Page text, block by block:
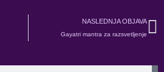
NASLEDNJA OBJAVA
Gayatri mantra za razsvetljenje